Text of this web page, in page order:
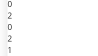
0
2
0
2
1